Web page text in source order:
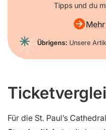
Tipps und du
Übrigens: Unsere
Für die St. Paul’s